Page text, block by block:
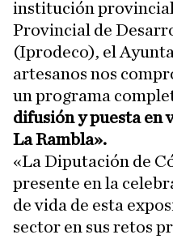
institución
Provincial de
(Iprodeco), el
artesanos nos
un programa
difusión y puesta en
La Rambla».
«La Diputación de
presente en la
de vida de esta
sector en sus retos